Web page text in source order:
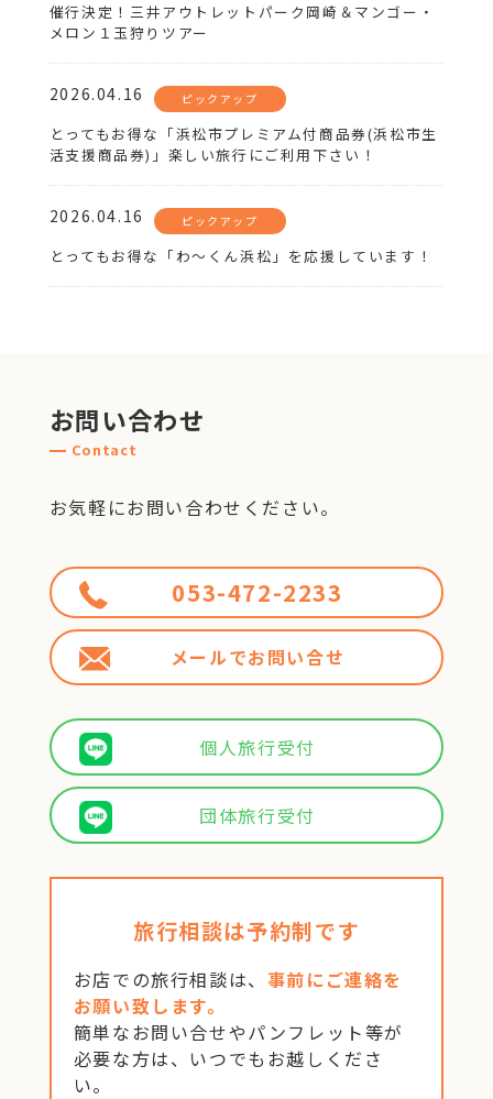
催行決定！三井アウトレットパーク岡崎＆マンゴー・
メロン１玉狩りツアー
2026.04.16 ピックアップ
とってもお得な「浜松市プレミアム付商品券(浜松市生
活支援商品券)」楽しい旅行にご利用下さい！
2026.04.16 ピックアップ
とってもお得な「わ～くん浜松」を応援しています！
お問い合わせ
Contact
お気軽にお問い合わせください。
053-472-2233
メールでお問い合せ
個人旅行受付
団体旅行受付
旅行相談は予約制です
お店での旅行相談は、 事前にご連絡を
お願い致します。
簡単なお問い合せやパンフレット等が
必要な方は、いつでもお越しくださ
い。